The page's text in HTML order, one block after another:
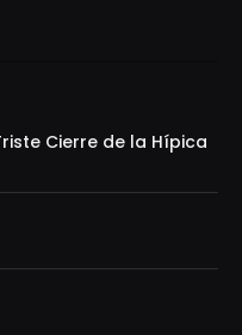
Cierre de la Hípica